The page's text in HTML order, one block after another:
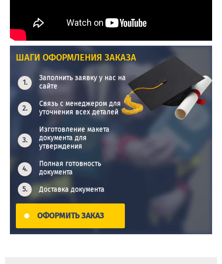
ШАГИ ОФОРМЛЕНИЯ ЗАКАЗА
Заполнить заявку у нас на
сайте
Связь с менеджером для
уточнения всех деталей
Изготовление макета
документа для
утверждения
Полная готовность
документа
Доставка документа
ОФОРМИТЬ ЗАКАЗ